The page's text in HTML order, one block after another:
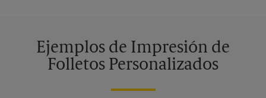
Ejemplos de Impresión de
Folletos Personalizados